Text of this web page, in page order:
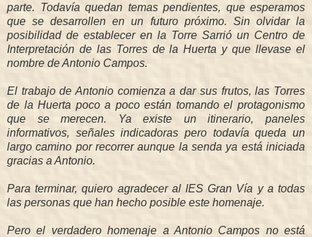
parte. Todavía quedan temas pendientes, que esperamos
que se desarrollen en un futuro próximo. Sin olvidar la
posibilidad de establecer en la Torre Sarrió un Centro de
Interpretación de las Torres de la Huerta y que llevase el
nombre de Antonio Campos.
El trabajo de Antonio comienza a dar sus frutos, las Torres
de la Huerta poco a poco están tomando el protagonismo
que se merecen. Ya existe un itinerario, paneles
informativos, señales indicadoras pero todavía queda un
largo camino por recorrer aunque la senda ya está iniciada
gracias a Antonio.
Para terminar, quiero agradecer al IES Gran Vía y a todas
las personas que han hecho posible este homenaje.
Pero el verdadero homenaje a Antonio Campos no está